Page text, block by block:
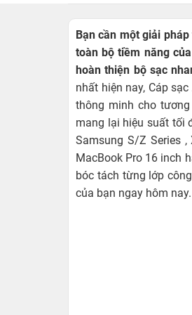
Bạn cần một giải
toàn bộ tiềm năng
hoàn thiện bộ sạc
nhất hiện nay, Cáp
thông minh cho
mang lại hiệu suất tối
Samsung S/Z Series
MacBook Pro 16 inch
bóc tách từng lớp
của bạn ngay hôm nay.